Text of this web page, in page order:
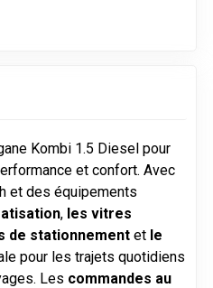
Kombi 1.5 Diesel pour
et confort. Avec
et des équipements
, les vitres
de stationnementet le
pour les trajets quotidiens
Les commandes au